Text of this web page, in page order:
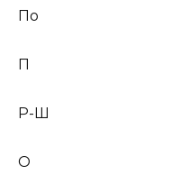
По
П
Р-Ш
О